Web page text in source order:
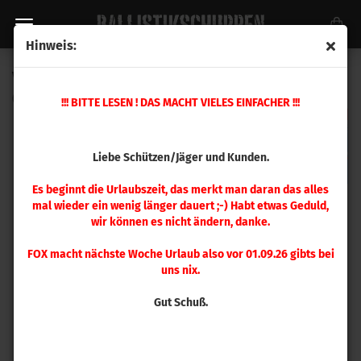
Hinweis:
!!! BITTE LESEN ! DAS MACHT VIELES EINFACHER !!!
Liebe Schützen/Jäger und Kunden.
Es beginnt die Urlaubszeit, das merkt man daran das alles
mal wieder ein wenig länger dauert ;-) Habt etwas Geduld,
wir können es nicht ändern, danke.
FOX macht nächste Woche Urlaub also vor 01.09.26 gibts bei
uns nix.
Gut Schuß.
Vectan SP 2 Practical (2000 g)
US0248)